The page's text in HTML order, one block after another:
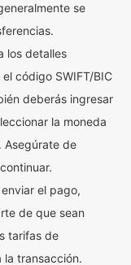
se
los detalles
código SWIFT/BIC
deberás ingresar
la moneda
Asegúrate de
el pago,
de que sean
tarifas de
transacción.